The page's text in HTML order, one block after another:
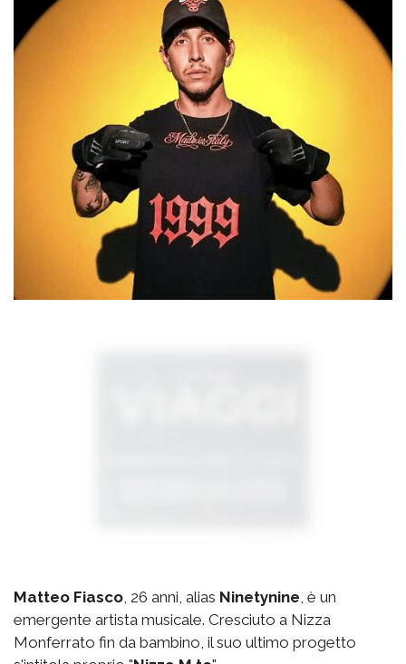
Matteo Fiasco , 26 anni, alias Ninetynine , è un
emergente artista musicale. Cresciuto a Nizza
Monferrato fin da bambino, il suo ultimo progetto